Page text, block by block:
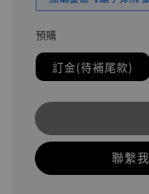
預購
訂金(待補尾款)
聯繫